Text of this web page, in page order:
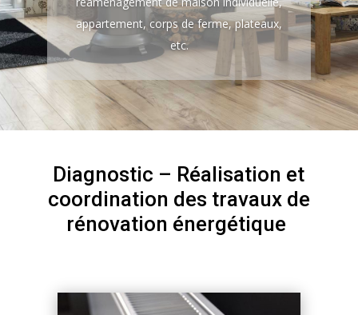
appartement, corps de ferme, plateaux,
etc.
Diagnostic – Réalisation et
coordination des travaux de
rénovation énergétique